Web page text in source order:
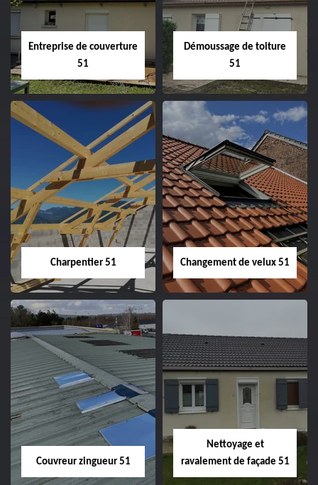
Entreprise de couverture
51
Entreprise de
couverture 51
Démoussage de toiture
51
Démoussage de
toiture 51
Charpentier 51
Charpentier 51
Changement de velux 51
Changement de
velux 51
Couvreur zingueur 51
Nettoyage et
ravalement de façade 51